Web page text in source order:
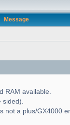
Message
RAM available.
a plus/GX4000